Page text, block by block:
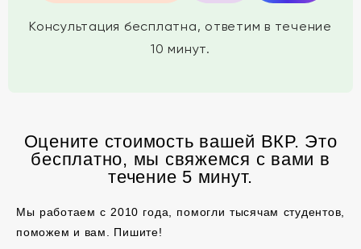
Консультация бесплатна, ответим в течение
10 минут.
Оцените стоимость вашей ВКР. Это
бесплатно, мы свяжемся с вами в
течение 5 минут.
Мы работаем с 2010 года, помогли тысячам студентов,
поможем и вам. Пишите!